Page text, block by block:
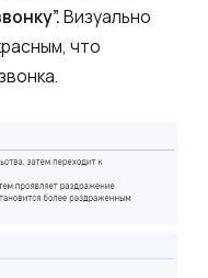
Визуально
что